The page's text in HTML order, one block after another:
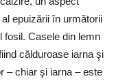
epuizării în următorii
fosil. Casele din lemn
călduroase iarna şi
– chiar şi iarna – este